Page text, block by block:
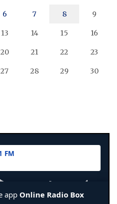
6 7 8 9
13 14 15 16
20 21 22 23
27 28 29 30